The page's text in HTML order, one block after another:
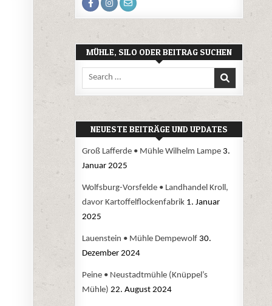
MÜHLE, SILO ODER BEITRAG SUCHEN
Search
for:
NEUESTE BEITRÄGE UND UPDATES
Groß Lafferde • Mühle Wilhelm Lampe 3.
Januar 2025
Wolfsburg-Vorsfelde • Landhandel Kroll,
davor Kartoffelflockenfabrik 1. Januar
2025
Lauenstein • Mühle Dempewolf 30.
Dezember 2024
Peine • Neustadtmühle (Knüppel’s
Mühle) 22. August 2024